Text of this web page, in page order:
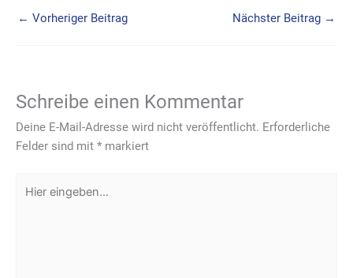
← Vorheriger Beitrag Nächster Beitrag →
Schreibe einen Kommentar
Deine E-Mail-Adresse wird nicht veröffentlicht. Erforderliche
Felder sind mit * markiert
eingeben…